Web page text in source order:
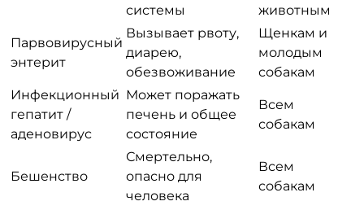
системы
животным
Парвовирусный
энтерит
Вызывает рвоту,
диарею,
обезвоживание
Щенкам и
молодым
собакам
Инфекционный
гепатит /
аденовирус
Может поражать
печень и общее
состояние
Всем
собакам
Бешенство
Смертельно,
опасно для
человека
Всем
собакам